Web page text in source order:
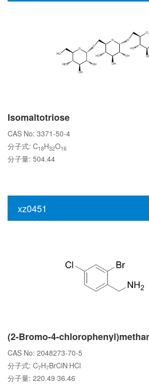
Isomaltotriose
CAS No: 3371-50-4
分子式: C18H32O16
分子量: 504.44
xz0451
CAS No: 2048273-70-5
分子式: C7H7BrClN HCl
分子量: 220.49 36.46